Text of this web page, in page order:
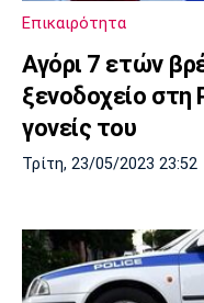
Επικαιρότητα
Αγόρι 7 ετών
ξενοδοχείο στη
γονείς του
Τρίτη, 23/05/2023 23:52